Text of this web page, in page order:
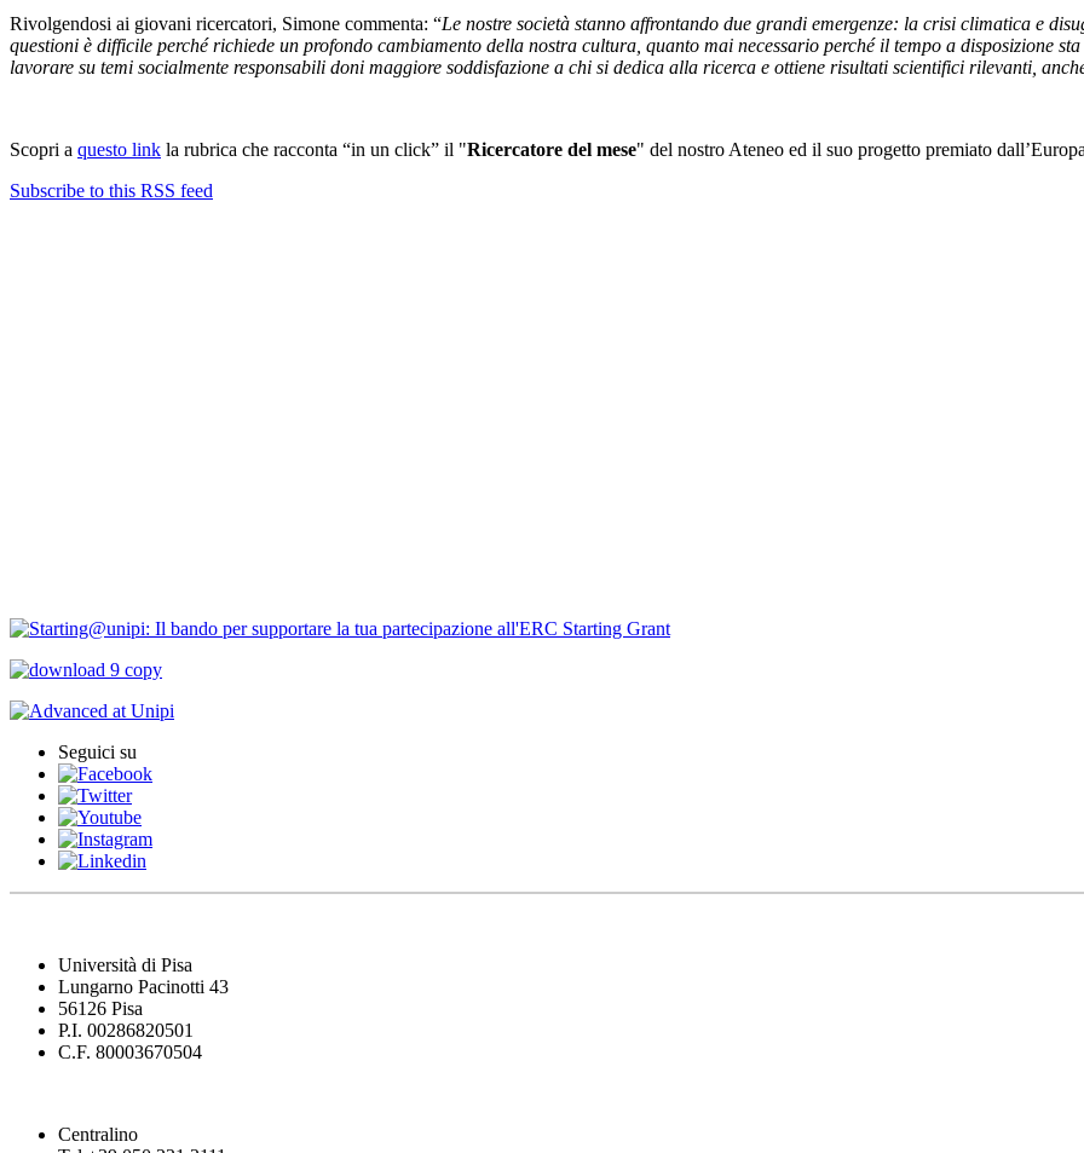
Rivolgendosi ai giovani ricercatori, Simone commenta: “Le nostre società stanno affrontando due grandi emergenze: la crisi climatica e
questioni è difficile perché richiede un profondo cambiamento della nostra cultura, quanto mai necessario perché il tempo a disposizione
lavorare su temi socialmente responsabili doni maggiore soddisfazione a chi si dedica alla ricerca e ottiene risultati scientifici rilevanti,
Scopri a questo link la rubrica che racconta “in un click” il "Ricercatore del mese" del nostro Ateneo ed il suo progetto premiato
Subscribe to this RSS feed
Seguici su
Università di Pisa
Lungarno Pacinotti 43
56126 Pisa
P.I. 00286820501
C.F. 80003670504
Centralino